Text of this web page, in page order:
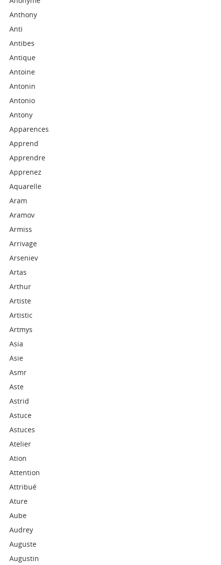
Anthony
Anti
Antibes
Antique
Antoine
Antonin
Antonio
Antony
Apparences
Apprend
Apprendre
Apprenez
Aquarelle
Aram
Aramov
Armiss
Arrivage
Arseniev
Artas
Arthur
Artiste
Artistic
Artmys
Asia
Asie
Asmr
Aste
Astrid
Astuce
Astuces
Atelier
Ation
Attention
Attribué
Ature
Aube
Audrey
Auguste
Augustin